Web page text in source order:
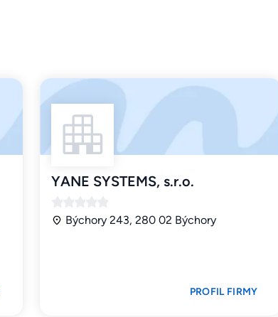
YANE SYSTEMS, s.r.o.
Býchory 243, 280 02 Býchory
PROFIL FIRMY